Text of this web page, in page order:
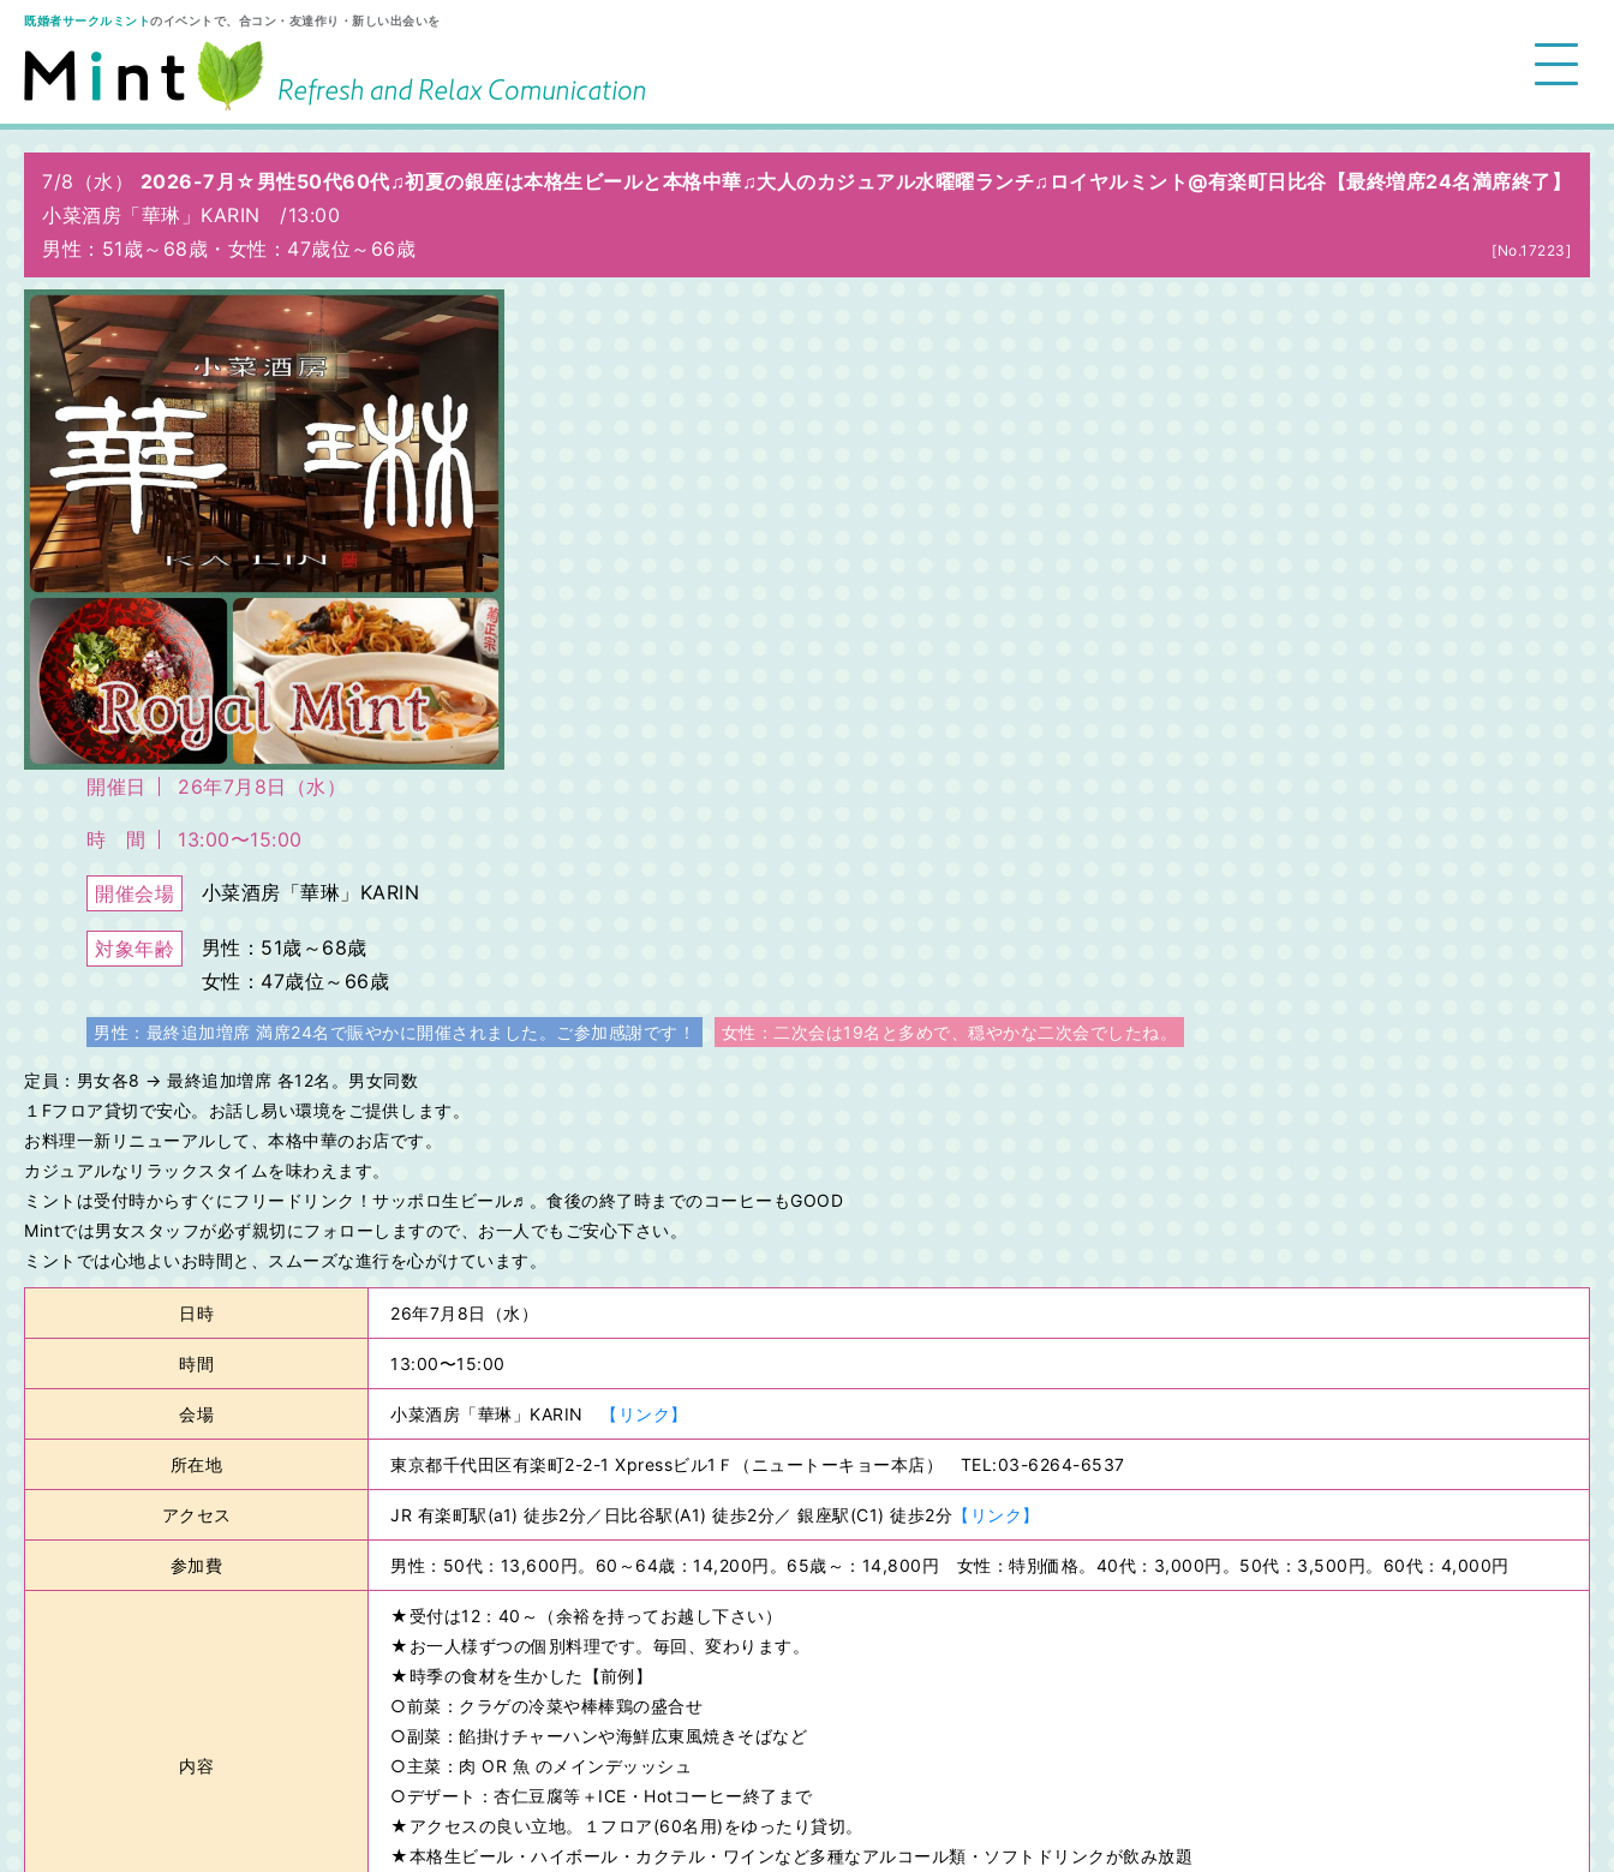
既婚者サークルミントのイベントで、合コン・友達作り・新しい出会いを
7/8（水）
2026-7月☆男性50代60代♫初夏の銀座は本格生ビールと本格中華♫大人のカジュアル水曜曜ランチ♫ロイヤルミント@有楽町日比谷【最終増席24名満席終了】
小菜酒房「華琳」KARIN /13:00
男性：51歳～68歳 ・ 女性：47歳位～66歳 [No.17223]
開催日 26年7月8日（水）
時 間 13:00〜15:00
開催会場 小菜酒房「華琳」KARIN
対象年齢
男性：51歳～68歳
女性：47歳位～66歳
男性：最終追加増席 満席24名で賑やかに開催されました。ご参加感謝です！ 女性：二次会は19名と多めで、穏やかな二次会でしたね。
定員：男女各8 → 最終追加増席 各12名。男女同数
１Fフロア貸切で安心。お話し易い環境をご提供します。
お料理一新リニューアルして、本格中華のお店です。
カジュアルなリラックスタイムを味わえます。
ミントは受付時からすぐにフリードリンク！サッポロ生ビール♬。食後の終了時までのコーヒーもGOOD
Mintでは男女スタッフが必ず親切にフォローしますので、お一人でもご安心下さい。
ミントでは心地よいお時間と、スムーズな進行を心がけています。
日時 26年7月8日（水）
時間 13:00〜15:00
会場 小菜酒房「華琳」KARIN 【リンク】
所在地 東京都千代田区有楽町2-2-1 Xpressビル1Ｆ（ニュートーキョー本店） TEL:03-6264-6537
アクセス JR 有楽町駅(a1) 徒歩2分／日比谷駅(A1) 徒歩2分／ 銀座駅(C1) 徒歩2分 【リンク】
参加費 男性：50代：13,600円。60～64歳：14,200円。65歳～：14,800円 女性：特別価格。40代：3,000円。50代：3,500円。60代：4,000円
内容
★受付は12：40～（余裕を持ってお越し下さい）
★お一人様ずつの個別料理です。毎回、変わります。
★時季の食材を生かした【前例】
○前菜：クラゲの冷菜や棒棒鶏の盛合せ
○副菜：餡掛けチャーハンや海鮮広東風焼きそばなど
○主菜：肉 OR 魚 のメインデッッシュ
○デザート：杏仁豆腐等＋ICE・Hotコーヒー終了まで
★アクセスの良い立地。１フロア(60名用)をゆったり貸切。
★本格生ビール・ハイボール・カクテル・ワインなど多種なアルコール類・ソフトドリンクが飲み放題